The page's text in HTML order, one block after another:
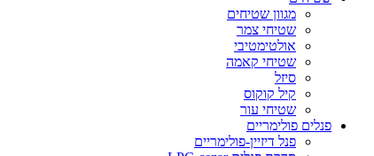
מגוון שטיחים
שטיחי צמר
אולטימטיבי
שטיחי קאמה
סיזל
קיל קוקוס
שטיחי עור
פנלים פולימריים
פנל דיזיין-פולימריים